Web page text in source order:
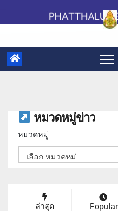
หมวดหมู่ข่าว
หมวดหมู่
ล่าสุด Popular